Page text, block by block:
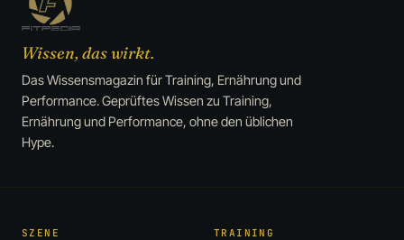
Wissen, das wirkt.
Das Wissensmagazin für Training, Ernährung und
Performance. Geprüftes Wissen zu Training,
Ernährung und Performance, ohne den üblichen
Hype.
SZENE TRAINING